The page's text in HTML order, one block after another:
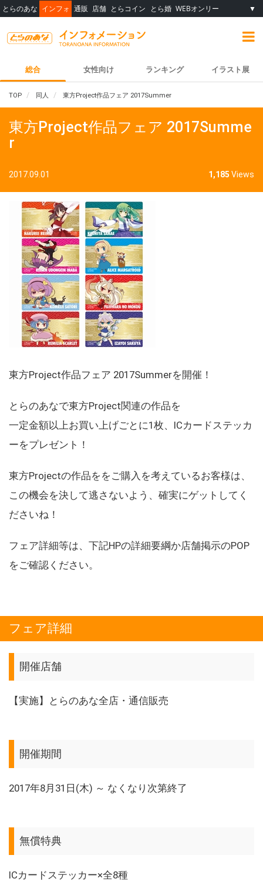
とらのあな インフォ 通販 店舗 とらコイン とら婚 WEBオンリー ▼
総合 女性向け ランキング イラスト展
TOP 同人 東方Project作品フェア 2017Summer
東方Project作品フェア 2017Summe
r
2017.09.01 1,185 Views
東方Project作品フェア 2017Summerを開催！
とらのあなで東方Project関連の作品を
一定金額以上お買い上げごとに1枚、ICカードステッカ
ーをプレゼント！
東方Projectの作品ををご購入を考えているお客様は、
この機会を決して逃さないよう、確実にゲットしてく
ださいね！
フェア詳細等は、下記HPの詳細要綱か店舗掲示のPOP
をご確認ください。
フェア詳細
開催店舗
【実施】とらのあな全店・通信販売
開催期間
2017年8月31日(木) ～ なくなり次第終了
無償特典
ICカードステッカー×全8種